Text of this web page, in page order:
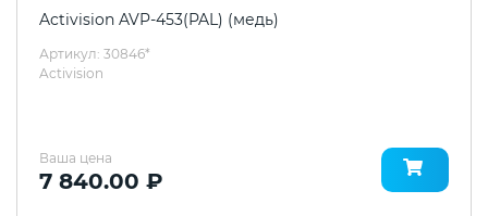
Activision AVP-453(PAL) (медь)
Артикул: 30846*
Activision
Ваша цена
7 840.00 ₽